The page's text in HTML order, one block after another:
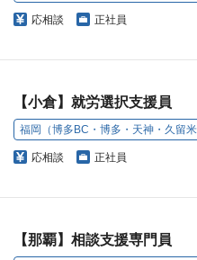
応相談 正社員
【小倉】就労選択支援員
応相談 正社員
【那覇】相談支援専門員